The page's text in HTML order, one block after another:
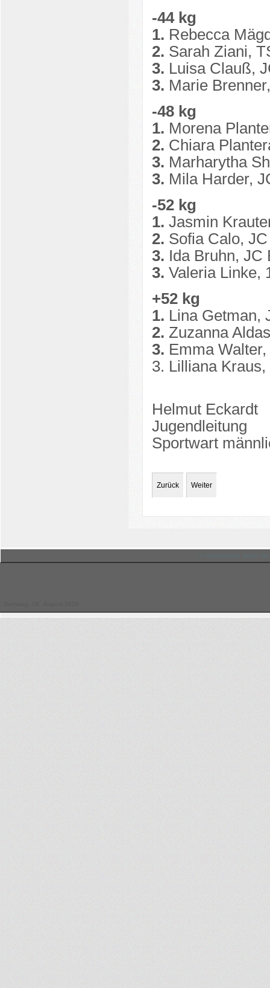
-44 kg
1. Rebecca
2. Sarah Ziani,
3. Luisa Clauß,
3. Marie
-48 kg
1. Morena
2. Chiara
3. Marharytha
3. Mila Harder,
-52 kg
1. Jasmin
2. Sofia Calo,
3. Ida Bruhn, JC
3. Valeria Linke,
+52 kg
1. Lina Getman,
2. Zuzanna
3. Emma
3. Lilliana
Helmut Eckardt
Jugendleitung
Sportwart
Zurück Weiter